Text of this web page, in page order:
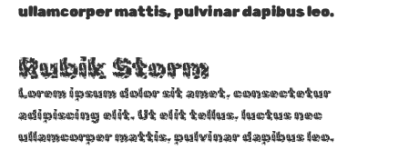
ullamcorper mattis, pulvinar dapibus leo.
Rubik Storm
Lorem ipsum dolor sit amet, consectetur
adipiscing elit. Ut elit tellus, luctus nec
ullamcorper mattis, pulvinar dapibus leo.